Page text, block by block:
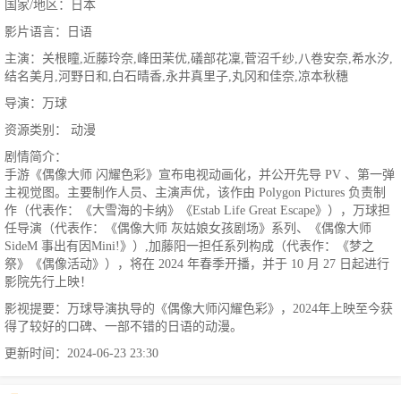
国家/地区：日本
影片语言：日语
主演：关根瞳,近藤玲奈,峰田茉优,礒部花凜,菅沼千纱,八卷安奈,希水汐,
结名美月,河野日和,白石晴香,永井真里子,丸冈和佳奈,凉本秋穗
导演：万球
资源类别： 动漫
剧情简介：
手游《偶像大师 闪耀色彩》宣布电视动画化，并公开先导 PV 、第一弹
主视觉图。主要制作人员、主演声优，该作由 Polygon Pictures 负责制
作（代表作：《大雪海的卡纳》《Estab Life Great Escape》），万球担
任导演（代表作：《偶像大师 灰姑娘女孩剧场》系列、《偶像大师
SideM 事出有因Mini!》）,加藤阳一担任系列构成（代表作：《梦之
祭》《偶像活动》），将在 2024 年春季开播，并于 10 月 27 日起进行
影院先行上映！
影视提要：万球导演执导的《偶像大师闪耀色彩》，2024年上映至今获
得了较好的口碑、一部不错的日语的动漫。
更新时间：2024-06-23 23:30